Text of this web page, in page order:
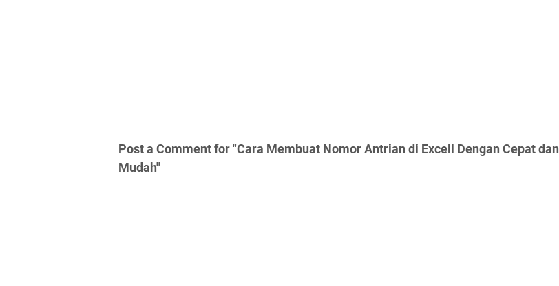
Post a Comment for "Cara Membuat Nomor Antrian di Excell Dengan Cepat dan
Mudah"